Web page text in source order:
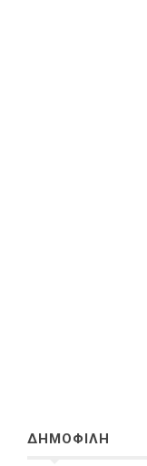
ΔΗΜΟΦΙΛΗ